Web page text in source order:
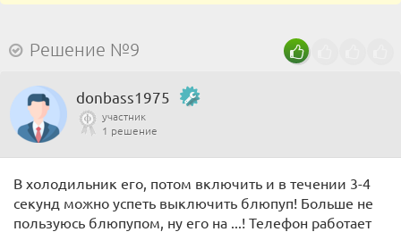
Решение №9
donbass1975
участник
1 решение
В холодильник его, потом включить и в течении 3-4
секунд можно успеть выключить блюпуп! Больше не
пользуюсь блюпупом, ну его на ...! Телефон работает